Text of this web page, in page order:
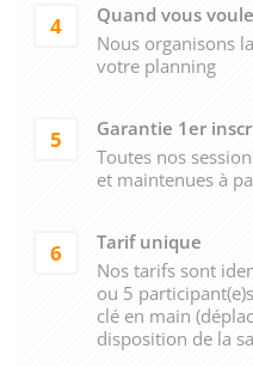
4
Quand vous
Nous organisons
votre planning
5
Garantie 1er
Toutes nos
et maintenues à
6
Tarif unique
Nos tarifs sont
ou 5
clé en main
disposition de la